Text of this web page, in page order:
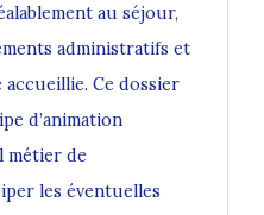
au séjour,
administratifs et
Ce dossier
d’animation
métier de
les éventuelles